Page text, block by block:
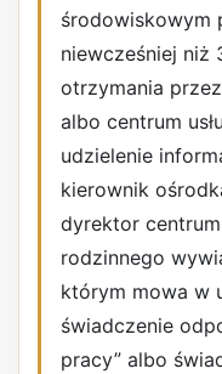
środowiskowym
niewcześniej niż
otrzymania
albo centrum
udzielenie
kierownik
dyrektor centrum
rodzinnego
którym mowa w
świadczenie
pracy” albo